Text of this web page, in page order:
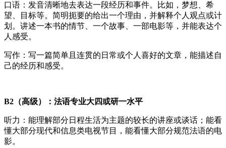
口语：发音清晰地去表达一段经历和事件。比如，梦想、希
望、目标等。简明扼要的给出一个理由，并解释个人观点或计
划。讲述一本书的情节、一个故事、一部电影等，并能表达个
人感受。
写作：写一篇简单且连贯的日常或个人喜好的文章，能描述自
己的经历和感受。
B2（高级）：法语专业大四或研一水平
听力：能理解部分日程生活为主题的较长的讲座或谈话；能看
懂大部分现代和信息类电视节目，能看懂大部分规范法语的电
影。